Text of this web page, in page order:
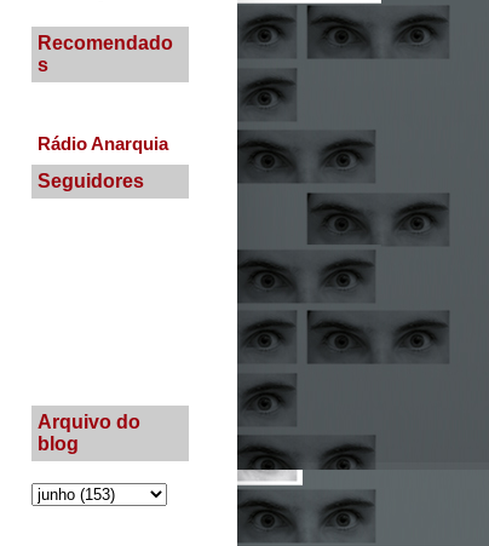
Recomendado
s
Rádio Anarquia
Seguidores
Arquivo do
blog